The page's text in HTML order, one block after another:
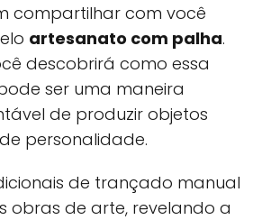
compartilhar com você
artesanato com palha.
descobrirá como essa
ser uma maneira
de produzir objetos
personalidade.
de trançado manual
obras de arte, revelando a